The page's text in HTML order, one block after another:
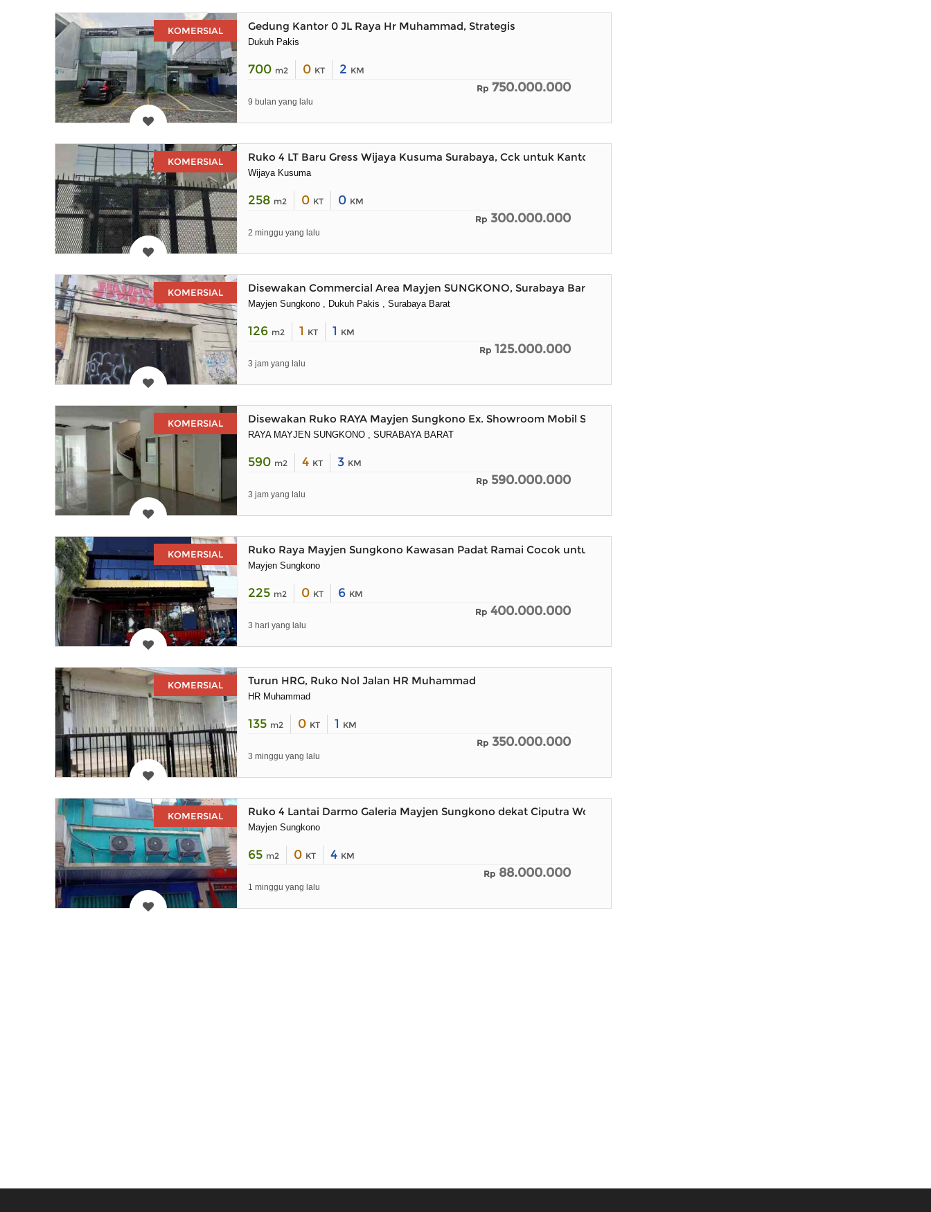
KOMERSIAL Gedung Kantor 0 JL Raya Hr Muhammad, Strategis
Dukuh Pakis
700 m2 0 KT 2 KM
Rp 750.000.000
9 bulan yang lalu
KOMERSIAL Ruko 4 LT Baru Gress Wijaya Kusuma Surabaya, Cck untuk Kantor Toko dll
Wijaya Kusuma
258 m2 0 KT 0 KM
Rp 300.000.000
2 minggu yang lalu
KOMERSIAL Disewakan Commercial Area Mayjen SUNGKONO, Surabaya Barat
Mayjen Sungkono , Dukuh Pakis , Surabaya Barat
126 m2 1 KT 1 KM
Rp 125.000.000
3 jam yang lalu
KOMERSIAL Disewakan Ruko RAYA Mayjen Sungkono Ex. Showroom Mobil Surabaya Barat
RAYA MAYJEN SUNGKONO , SURABAYA BARAT
590 m2 4 KT 3 KM
Rp 590.000.000
3 jam yang lalu
KOMERSIAL Ruko Raya Mayjen Sungkono Kawasan Padat Ramai Cocok untuk Semua Usaha
Mayjen Sungkono
225 m2 0 KT 6 KM
Rp 400.000.000
3 hari yang lalu
KOMERSIAL Turun HRG, Ruko Nol Jalan HR Muhammad
HR Muhammad
135 m2 0 KT 1 KM
Rp 350.000.000
3 minggu yang lalu
KOMERSIAL Ruko 4 Lantai Darmo Galeria Mayjen Sungkono dekat Ciputra World Mall
Mayjen Sungkono
65 m2 0 KT 4 KM
Rp 88.000.000
1 minggu yang lalu